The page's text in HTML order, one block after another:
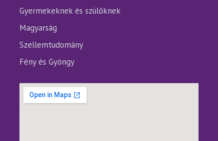
Gyermekeknek és szülőknek
Magyarság
Szellemtudomány
Fény és Gyöngy